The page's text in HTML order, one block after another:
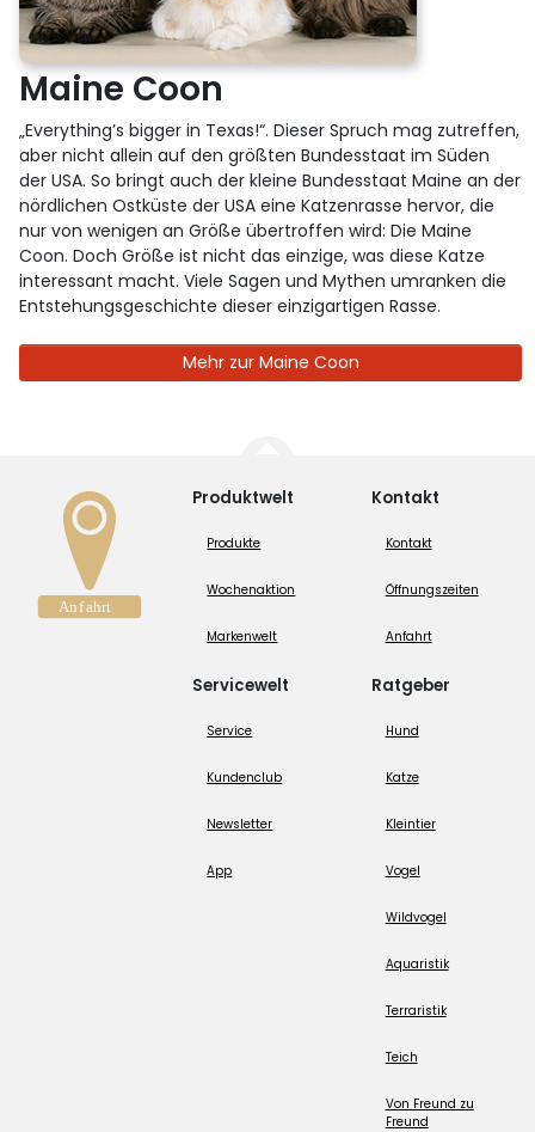
Maine Coon
„Everything’s bigger in Texas!“. Dieser Spruch mag zutreffen,
aber nicht allein auf den größten Bundesstaat im Süden
der USA. So bringt auch der kleine Bundesstaat Maine an der
nördlichen Ostküste der USA eine Katzenrasse hervor, die
nur von wenigen an Größe übertroffen wird: Die Maine
Coon. Doch Größe ist nicht das einzige, was diese Katze
interessant macht. Viele Sagen und Mythen umranken die
Entstehungsgeschichte dieser einzigartigen Rasse.
Mehr zur Maine Coon
Produktwelt
Produkte
Wochenaktion
Markenwelt
Servicewelt
Service
Kundenclub
Newsletter
App
Kontakt
Kontakt
Öffnungszeiten
Anfahrt
Ratgeber
Hund
Katze
Kleintier
Vogel
Wildvogel
Aquaristik
Terraristik
Teich
Von Freund zu
Freund